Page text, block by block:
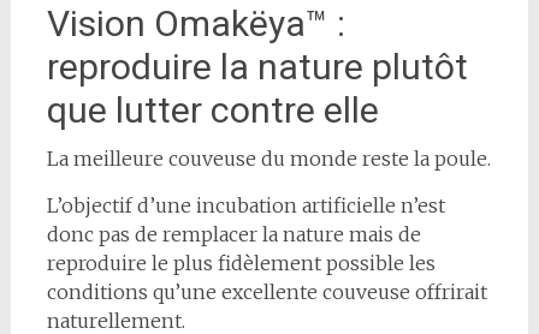
Vision Omakëya™ :
reproduire la nature plutôt
que lutter contre elle
La meilleure couveuse du monde reste la poule.
L’objectif d’une incubation artificielle n’est
donc pas de remplacer la nature mais de
reproduire le plus fidèlement possible les
conditions qu’une excellente couveuse offrirait
naturellement.